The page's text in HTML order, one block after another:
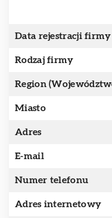
Data rejestracji firmy
Rodzaj firmy
Region
Miasto
Adres
E-mail
Numer telefonu
Adres internetowy